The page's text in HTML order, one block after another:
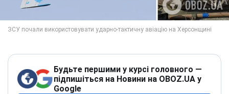
Будьте першими у курсі головного —
підпишіться на Новини на OBOZ.UA у
Google